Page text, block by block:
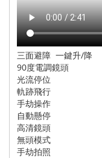
三面避障 一鍵升/降
90度電調鏡頭
光流停位
軌跡飛行
手劫操作
自動懸停
高清鏡頭
無頭模式
手劫拍照